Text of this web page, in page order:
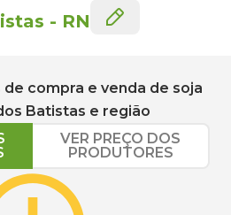
- RN
compra e venda de soja
Batistas e região
VER PREÇO DOS
PRODUTORES